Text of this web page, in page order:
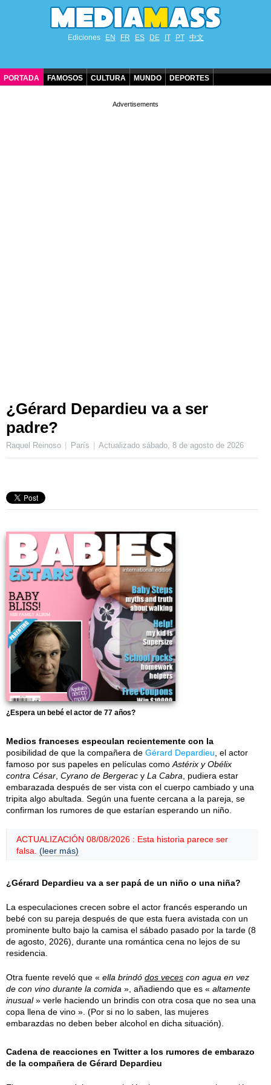
Ediciones EN FR ES DE IT PT 中文
PORTADA FAMOSOS CULTURA MUNDO DEPORTES
¿Gérard Depardieu va a ser
padre?
Raquel Reinoso París Actualizadosábado, 8 de agosto de 2026
¿Espera un bebé el actor de 77 años?
Medios franceses especulan recientemente con la
posibilidad de que la compañera de Gérard Depardieu , el actor
famoso por sus papeles en películas como Astérix y Obélix
contra César Cyrano de Bergerac y La Cabra , pudiera estar
embarazada después de ser vista con el cuerpo cambiado y una
tripita algo abultada. Según una fuente cercana a la pareja, se
confirman los rumores de que estarían esperando un niño.
ACTUALIZACIÓN 08/08/2026 : Esta historia parece ser
falsa. (leer más)
¿Gérard Depardieu va a ser papá de un niño o una niña?
La especulaciones crecen sobre el actor francés esperando un
bebé con su pareja después de que esta fuera avistada con un
prominente bulto bajo la camisa el sábado pasado por la tarde (8
de agosto, 2026), durante una romántica cena no lejos de su
residencia.
Otra fuente reveló que « ella brindó dos veces con agua en vez
de con vino durante la comida », añadiendo que es « altamente
inusual» verle haciendo un brindis con otra cosa que no sea una
copa llena de vino ». (Por si no lo saben, las mujeres
embarazdas no deben beber alcohol en dicha situación).
Cadena de reacciones en Twitter a los rumores de embarazo
de la compañera de Gérard Depardieu